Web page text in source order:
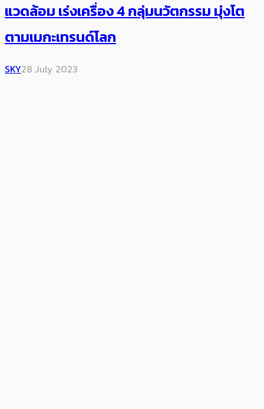
แวดล้อม​​ เร่งเครื่อง 4 กลุ่มนวัตกรรม มุ่งโต
ตามเมกะเทรนด์โลก
SKY28 July 2023